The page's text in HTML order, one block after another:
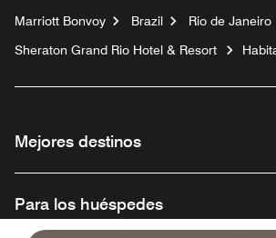
Marriott Bonvoy Brazil
Rio de Janeiro
Sheraton Grand Rio Hotel & Resort
Mejores destinos
Para los huéspedes